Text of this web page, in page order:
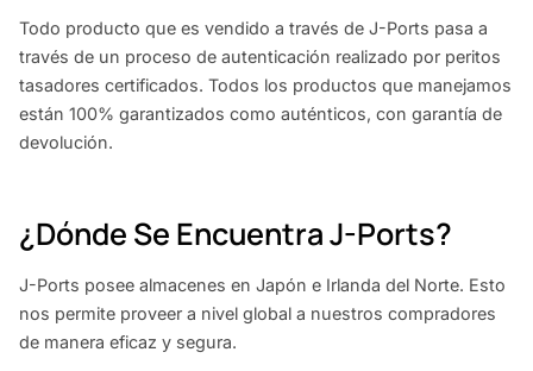
Todo producto que es vendido a través de J-Ports pasa a
través de un proceso de autenticación realizado por peritos
tasadores certificados. Todos los productos que manejamos
están 100% garantizados como auténticos, con garantía de
devolución.
¿Dónde Se Encuentra J-Ports?
J-Ports posee almacenes en Japón e Irlanda del Norte. Esto
nos permite proveer a nivel global a nuestros compradores
de manera eficaz y segura.